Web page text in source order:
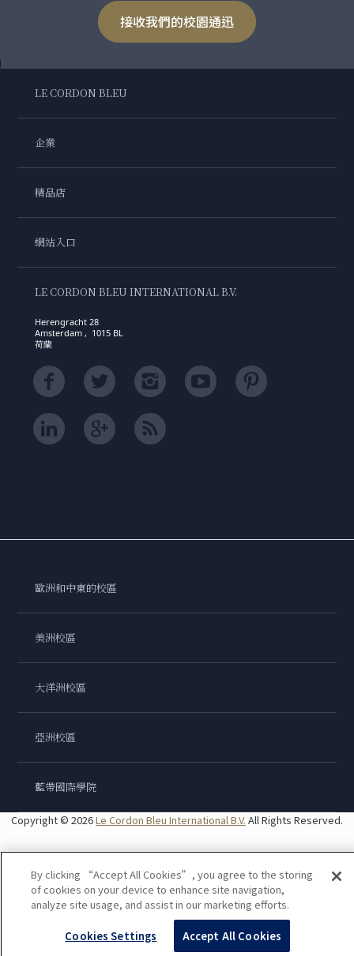
接收我們的校園通迅
LE CORDON BLEU
企業
精品店
網站入口
LE CORDON BLEU INTERNATIONAL B.V.
Herengracht 28
Amsterdam , 1015 BL
荷蘭
歐洲和中東的校區
美洲校區
大洋洲校區
亞洲校區
藍帶國際學院
Copyright © 2026Le Cordon Bleu International B.V. All Rights Reserved.
By clicking “Accept All Cookies”, you agree to the storing
of cookies on your device to enhance site navigation,
analyze site usage, and assist in our marketing efforts.
Cookies Settings Accept All Cookies